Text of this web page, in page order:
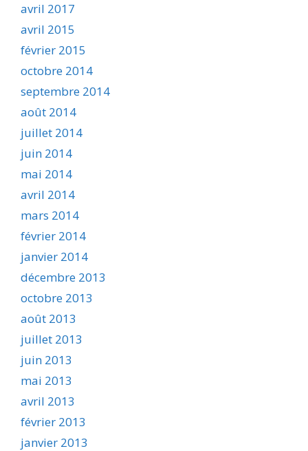
avril 2017
avril 2015
février 2015
octobre 2014
septembre 2014
août 2014
juillet 2014
juin 2014
mai 2014
avril 2014
mars 2014
février 2014
janvier 2014
décembre 2013
octobre 2013
août 2013
juillet 2013
juin 2013
mai 2013
avril 2013
février 2013
janvier 2013